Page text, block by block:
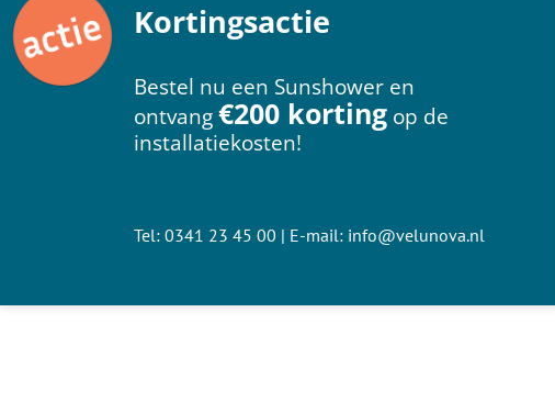
Kortingsactie
Bestel nu een Sunshower en
ontvang€200 korting op de
installatiekosten!
Tel:0341 23 45 00 | E-mail: info@velunova.nl